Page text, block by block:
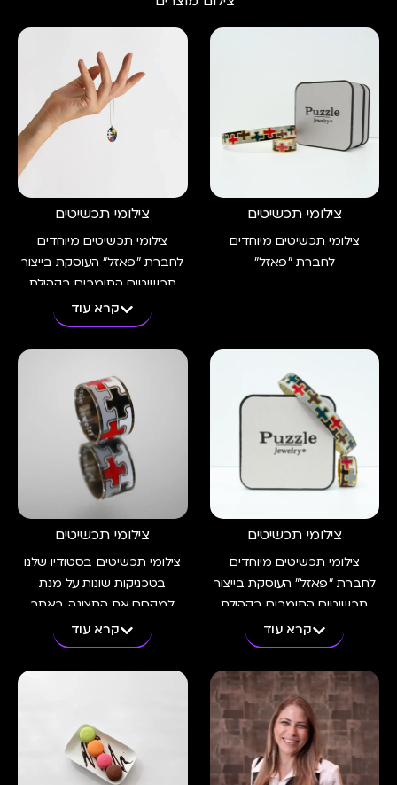
צילומי תכשיטים
צילומי תכשיטים מיוחדים
לחברת ״פאזל״
צילומי תכשיטים
צילומי תכשיטים מיוחדים
לחברת ״פאזל״ העוסקת בייצור
תכשיטים התומכים בקהילת
האוטיזם הבין לאומית
קרא עוד
צילומי תכשיטים
צילומי תכשיטים מיוחדים
לחברת ״פאזל״ העוסקת בייצור
תכשיטים התומכים בקהילת
האוטיזם הבין לאומית
קרא עוד
צילומי תכשיטים
צילומי תכשיטים בסטודיו שלנו
בטכניקות שונות על מנת
למקסם את התצוגה באתר
המכירות והרשתות של העסק
קרא עוד